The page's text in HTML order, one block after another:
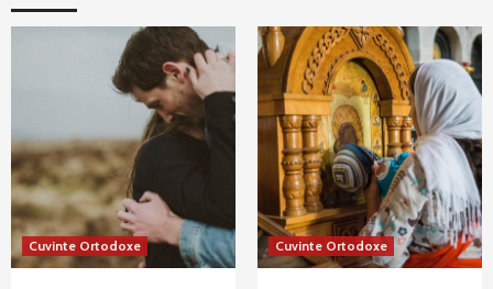
Cuvinte Ortodoxe Cuvinte Ortodoxe